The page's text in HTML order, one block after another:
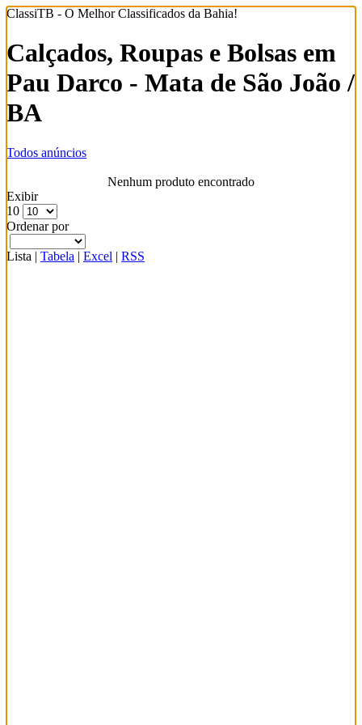
ClassiTB - O Melhor Classificados da Bahia!
Calçados, Roupas e Bolsas em
Pau Darco - Mata de São João /
BA
Todos anúncios
Nenhum produto encontrado
Exibir
10
Ordenar por
Lista | Tabela | Excel | RSS